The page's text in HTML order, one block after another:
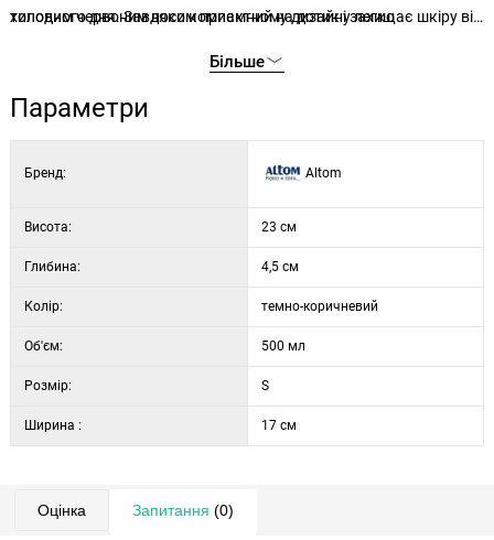
холодного дня. Завдяки компактному дизайну легко
типовим червоним носом приємний на дотик і захищає шкіру від
вручну, тому ви можете підтримувати його в чистоті і готовності
до використання.
Більше
Параметри
Бренд: Altom
Висота: 23 см
Глибина: 4,5 см
Колір: темно-коричневий
Об'єм: 500 мл
Розмір: S
Ширина : 17 см
Оцінка Запитання (0)